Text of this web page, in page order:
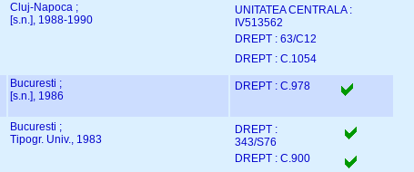
Cluj-Napoca ;
[s.n.], 1988-1990
UNITATEA CENTRALA :
IV513562
DREPT : 63/C12
DREPT : C.1054
Bucuresti ;
[s.n.], 1986
DREPT : C.978
Bucuresti ;
Tipogr. Univ., 1983
DREPT :
343/S76
DREPT : C.900